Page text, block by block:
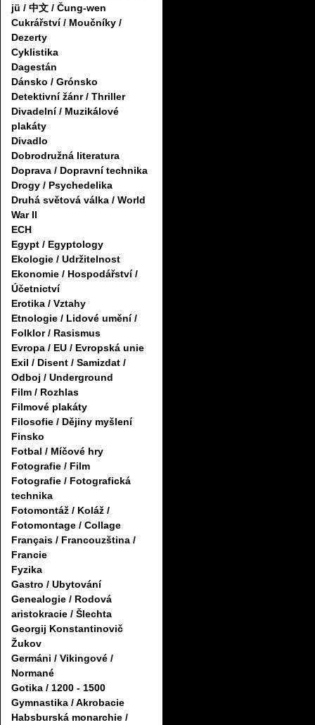
jü / 中文 / Čung-wen
Cukrářství / Moučníky /
Dezerty
Cyklistika
Dagestán
Dánsko / Grónsko
Detektivní žánr / Thriller
Divadelní / Muzikálové
plakáty
Divadlo
Dobrodružná literatura
Doprava / Dopravní technika
Drogy / Psychedelika
Druhá světová válka / World
War II
ECH
Egypt / Egyptology
Ekologie / Udržitelnost
Ekonomie / Hospodářství /
Účetnictví
Erotika / Vztahy
Etnologie / Lidové umění /
Folklor / Rasismus
Evropa / EU / Evropská unie
Exil / Disent / Samizdat /
Odboj / Underground
Film / Rozhlas
Filmové plakáty
Filosofie / Dějiny myšlení
Finsko
Fotbal / Míčové hry
Fotografie / Film
Fotografie / Fotografická
technika
Fotomontáž / Koláž /
Fotomontage / Collage
Français / Francouzština /
Francie
Fyzika
Gastro / Ubytování
Genealogie / Rodová
aristokracie / Šlechta
Georgij Konstantinovič
Žukov
Germáni / Vikingové /
Normané
Gotika / 1200 - 1500
Gymnastika / Akrobacie
Habsburská monarchie /